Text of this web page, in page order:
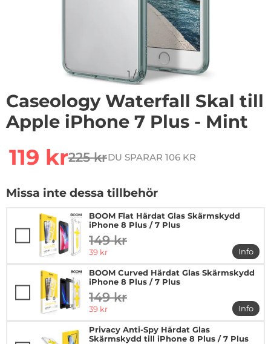
1/6
Caseology Waterfall Skal till
Apple iPhone 7 Plus - Mint
rea pris
119 krtidigare pris
225 krDU SPARAR 106 KR
Missa inte dessa tillbehör
BOOM Flat Härdat Glas Skärmskydd
iPhone 8 Plus / 7 Plus
tidigare pris
149 kr
rea pris
39 kr
Info
mer
BOOM Curved Härdat Glas Skärmskydd
iPhone 8 Plus / 7 Plus
tidigare pris
149 kr
rea pris
39 kr
Info
mer
Privacy Anti-Spy Härdat Glas
Skärmskydd till iPhone 8 Plus / 7 Plus